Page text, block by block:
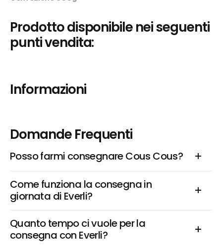
Prodotto disponibile nei seguenti
punti vendita:
Informazioni
Domande Frequenti
Posso farmi consegnare Cous Cous?
Come funziona la consegna in
giornata di Everli?
Quanto tempo ci vuole per la
consegna con Everli?